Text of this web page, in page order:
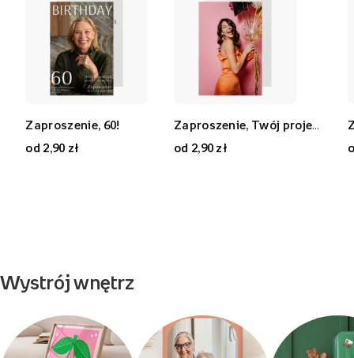
Zaproszenie, 60!
od 2,90 zł
od 2,90 zł
Wystrój wnętrz